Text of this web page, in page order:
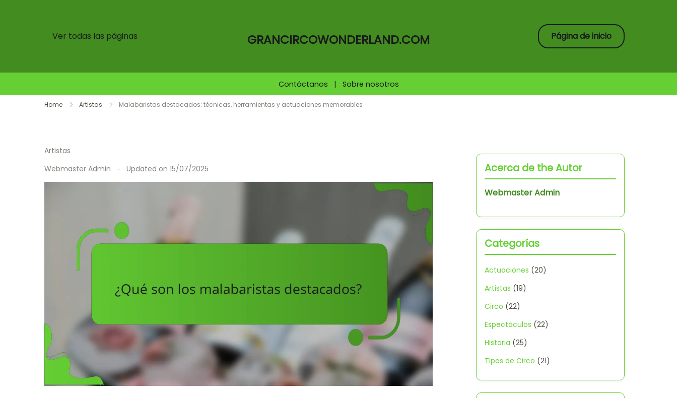
Ver todas las páginas GRANCIRCOWONDERLAND.COM Página de inicio
Contáctanos | Sobre nosotros
Home Artistas Malabaristas destacados: técnicas, herramientas y actuaciones memorables
Artistas
Webmaster Admin
Updated on 15/07/2025 Acerca de the Autor
Webmaster Admin
Categorías
Actuaciones (20)
Artistas (19)
Circo (22)
Espectáculos (22)
Historia (25)
Tipos de Circo (21)